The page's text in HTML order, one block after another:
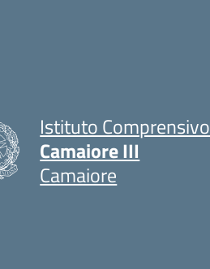
Istituto Comprensivo
Camaiore III
Camaiore